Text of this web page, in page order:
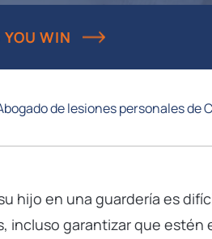
YOU WIN
de lesiones personales de
hijo en una guardería es
incluso garantizar que